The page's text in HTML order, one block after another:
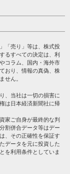
「売り」等は、株式投
るすべての決定は、利
コラム、国内・海外市
おり、情報の真偽、株
せん。
、当社は一切の損害に
は日本経済新聞社に帰
家ご自身が最終的な判
割併合データ等はデー
、その正確性を保証す
データを元に投資した
を利用条件としていま